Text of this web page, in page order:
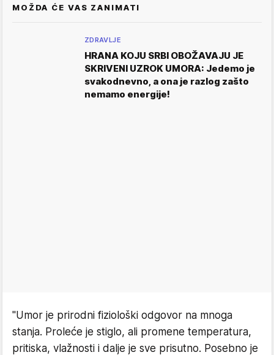
MOŽDA ĆE VAS ZANIMATI
ZDRAVLJE
HRANA KOJU SRBI OBOŽAVAJU JE
SKRIVENI UZROK UMORA: Jedemo je
svakodnevno, a ona je razlog zašto
nemamo energije!
"Umor je prirodni fiziološki odgovor na mnoga
stanja. Proleće je stiglo, ali promene temperatura,
pritiska, vlažnosti i dalje je sve prisutno. Posebno je